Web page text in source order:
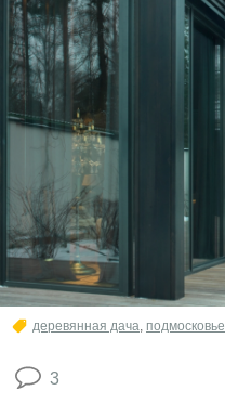
деревянная дача подмосковье
3